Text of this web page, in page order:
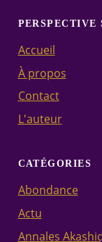
PERSPECTIVE
Accueil
À propos
Contact
L'auteur
CATÉGORIES
Abondance
Actu
Annales